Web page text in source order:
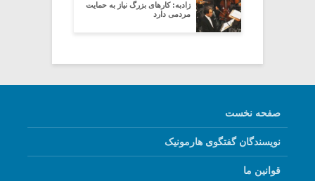
زادبه: کارهای بزرگ نیاز به حمایت
مردمی دارد
صفحه نخست
نویسندگان گفتگوی هارمونیک
قوانین ما